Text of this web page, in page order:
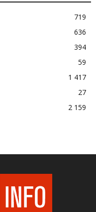
719
636
394
59
1 417
27
2 159